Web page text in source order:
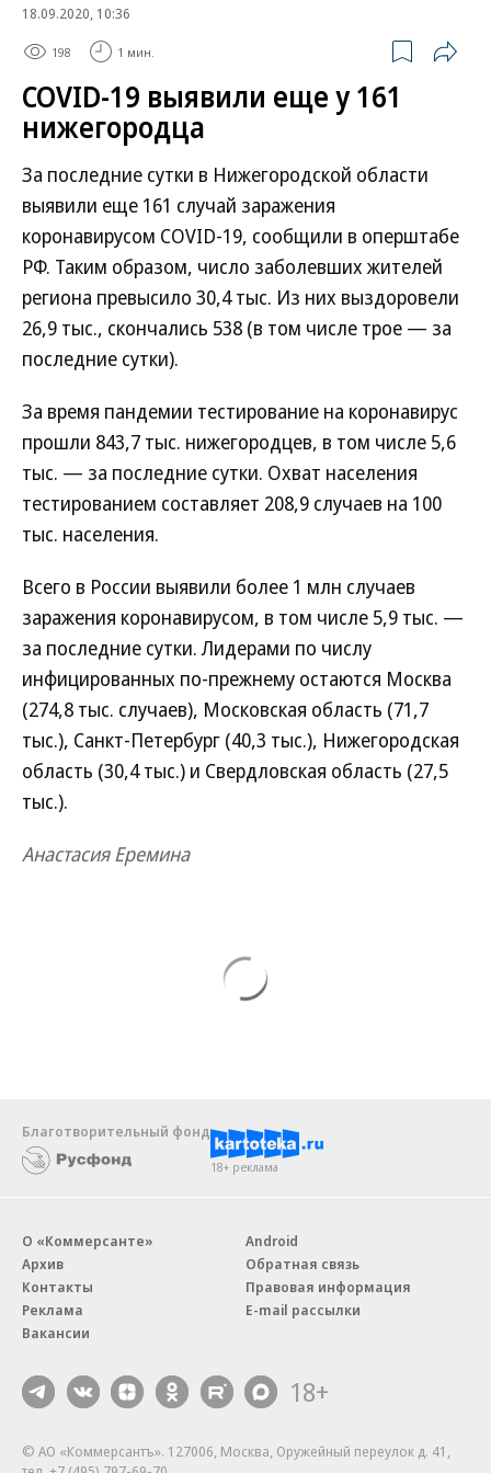
18.09.2020, 10:36
198 1 мин.
COVID-19 выявили еще у 161
нижегородца
За последние сутки в Нижегородской области
выявили еще 161 случай заражения
коронавирусом COVID-19, сообщили в оперштабе
РФ. Таким образом, число заболевших жителей
региона превысило 30,4 тыс. Из них выздоровели
26,9 тыс., скончались 538 (в том числе трое — за
последние сутки).
За время пандемии тестирование на коронавирус
прошли 843,7 тыс. нижегородцев, в том числе 5,6
тыс. — за последние сутки. Охват населения
тестированием составляет 208,9 случаев на 100
тыс. населения.
Всего в России выявили более 1 млн случаев
заражения коронавирусом, в том числе 5,9 тыс. —
за последние сутки. Лидерами по числу
инфицированных по-прежнему остаются Москва
(274,8 тыс. случаев), Московская область (71,7
тыс.), Санкт-Петербург (40,3 тыс.), Нижегородская
область (30,4 тыс.) и Свердловская область (27,5
тыс.).
Анастасия Еремина
Благотворительный фонд
18+ реклама
О «Коммерсанте»
Архив
Контакты
Реклама
Вакансии
Android
Обратная связь
Правовая информация
E-mail рассылки
18+
© АО «Коммерсантъ». 127006, Москва, Оружейный переулок д. 41,